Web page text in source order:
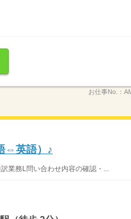
お仕事No.：
⇔英語）♪
業務L問い合わせ内容の確認・...